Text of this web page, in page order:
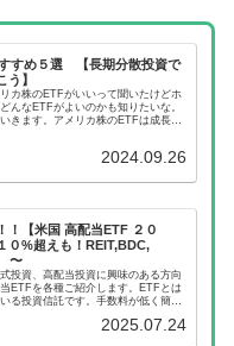
すめ５選 【長期分散投資で
う】
カ株のETFがいいって聞いたけどホ
んなETFがよいのかも知りたいな。
きます。アメリカ株のETFは成長と
2024.09.26
！【米国 高配当ETF ２０
%超えも！REIT,BDC,
〜
投資、高配当投資に興味のある方向
ETFを各種ご紹介します。ETFとは
る投資信託です。手数料が低く簡単
ト＆デ...
2025.07.24